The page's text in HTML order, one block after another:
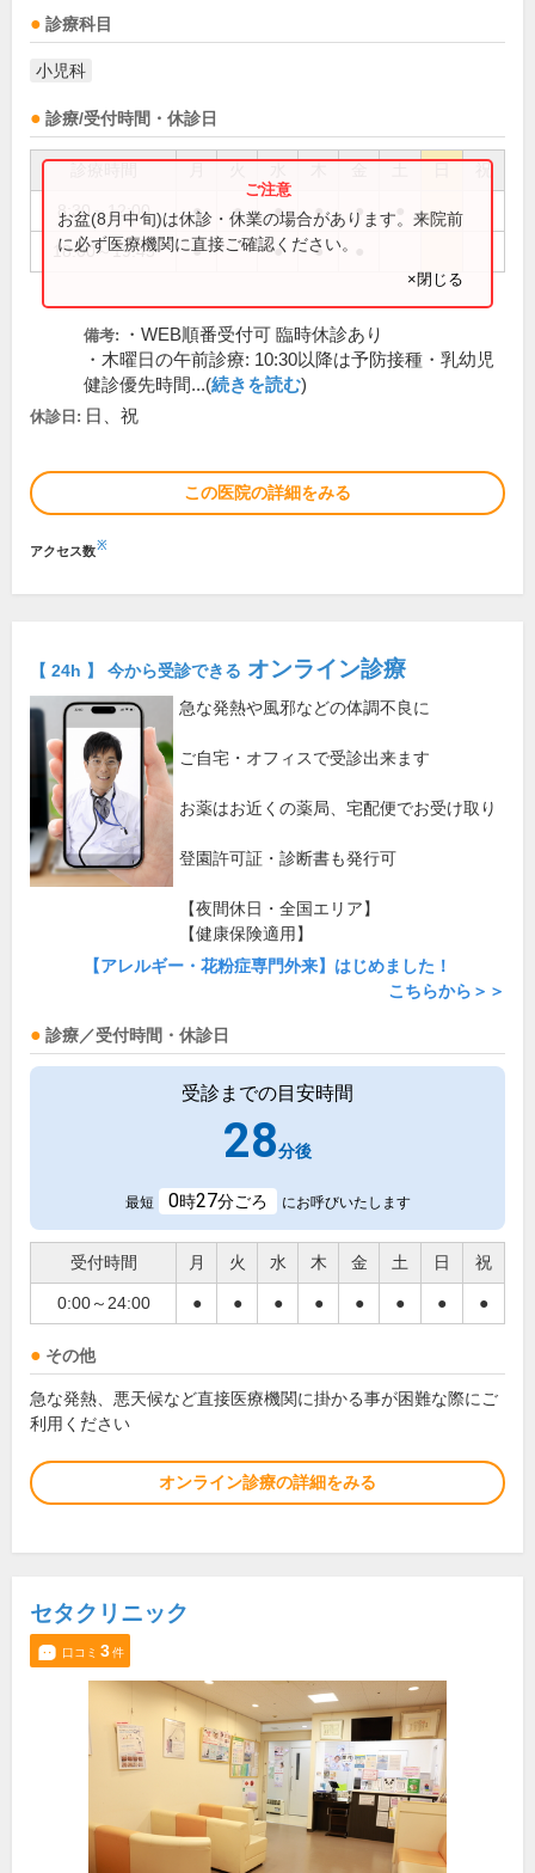
診療科目
小児科
診療/受付時間・休診日
祝
8:30～12:00 ● ● ● ● ●
18:00～19:45 ● ● ●
お盆(8月中旬)は休診・休業の場合があります。来院前
に必ず医療機関に直接ご確認ください。
×閉じる
備考:
・WEB順番受付可 臨時休診あり
・木曜日の午前診療: 10:30以降は予防接種・乳幼児
健診優先時間...(続きを読む)
休診日: 日、祝
この医院の詳細をみる
アクセス数※
【 24h 】 今から受診できる オンライン診療
急な発熱や風邪などの体調不良に
ご自宅・オフィスで受診出来ます
お薬はお近くの薬局、宅配便でお受け取り
登園許可証・診断書も発行可
【夜間休日・全国エリア】
【健康保険適用】
【アレルギー・花粉症専門外来】はじめました！
こちらから＞＞
診療／受付時間・休診日
受診までの目安時間
28分後
最短 0時27分ごろ にお呼びいたします
受付時間 月 火 水 木 金 土 日 祝
0:00～24:00 ● ● ● ● ● ● ● ●
その他
急な発熱、悪天候など直接医療機関に掛かる事が困難な際にご
利用ください
オンライン診療の詳細をみる
セタクリニック
口コミ 3件